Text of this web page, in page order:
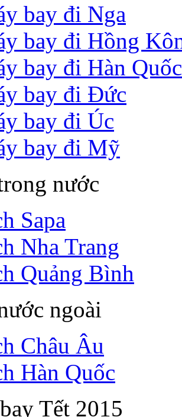
bay đi Nga
bay đi Hồng
bay đi Hàn Quốc
bay đi Đức
bay đi Úc
bay đi Mỹ
nước
Sapa
Nha Trang
Quảng Bình
ngoài
Châu Âu
Hàn Quốc
Tết 2015